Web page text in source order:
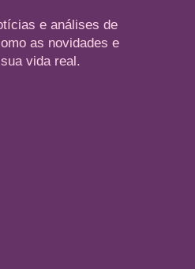
e análises de
as novidades e
vida real.